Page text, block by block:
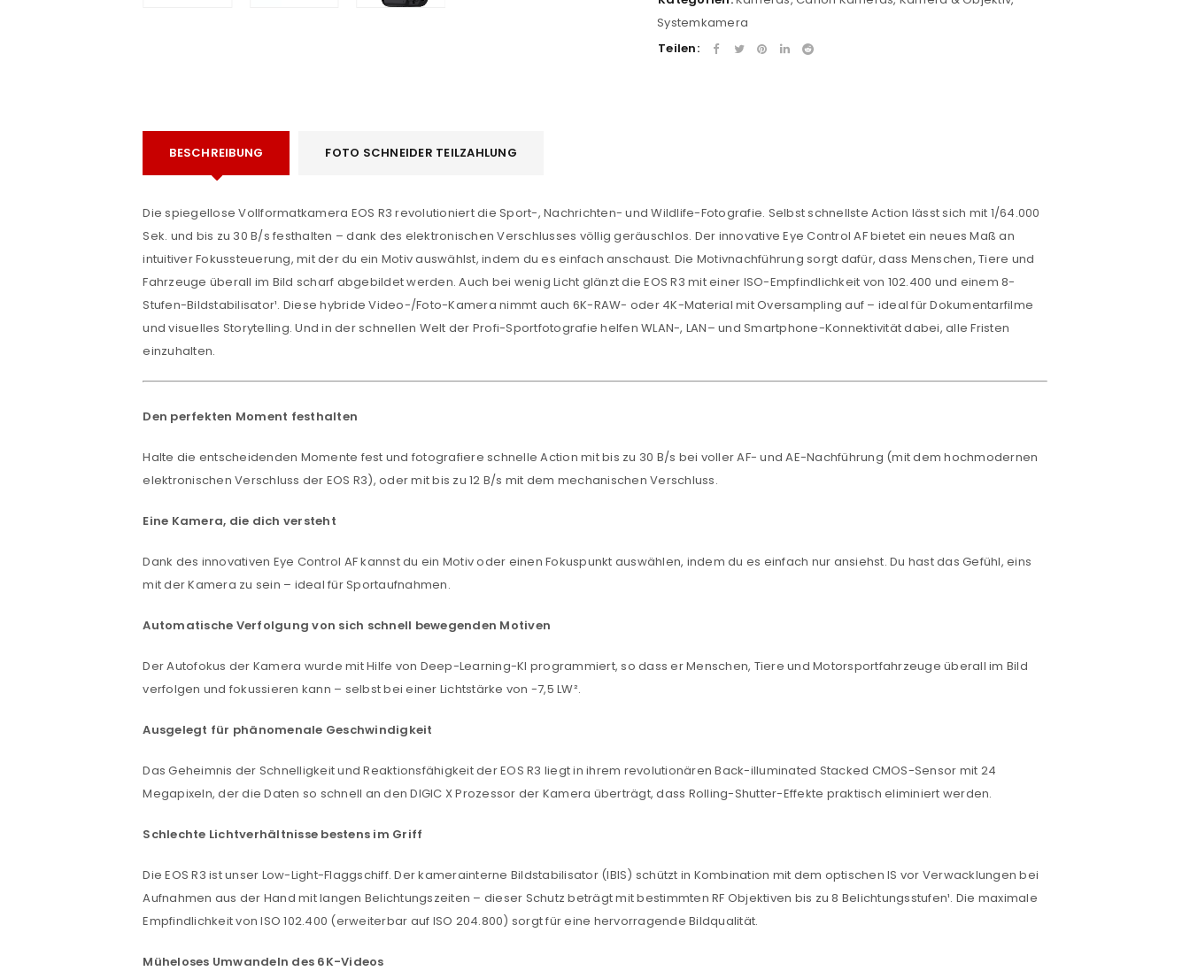
Systemkamera
Teilen:
BESCHREIBUNG FOTO SCHNEIDER TEILZAHLUNG
Die spiegellose Vollformatkamera EOS R3 revolutioniert die Sport-, Nachrichten- und Wildlife-Fotografie. Selbst schnellste Action lässt sich mit 1/64.000
Sek. und bis zu 30B/s festhalten – dank des elektronischen Verschlusses völlig geräuschlos. Der innovative Eye ControlAFbietet ein neues Maß an
intuitiver Fokussteuerung, mit der du ein Motiv auswählst, indem du es einfach anschaust. Die Motivnachführung sorgt dafür, dass Menschen, Tiere und
Fahrzeuge überall im Bild scharf abgebildet werden. Auch bei wenig Licht glänzt die EOS R3 mit einer ISO-Empfindlichkeit von 102.400 und einem 8-
Stufen-Bildstabilisator¹. Diese hybride Video-/Foto-Kamera nimmt auch 6K-RAW- oder 4K-Material mit Oversampling auf – ideal für Dokumentarfilme
und visuelles Storytelling. Und in der schnellen Welt der Profi-Sportfotografie helfenWLAN-, LAN– und Smartphone-Konnektivität dabei, alle Fristen
einzuhalten.
Den perfekten Moment festhalten
Halte die entscheidenden Momente fest und fotografiere schnelle Action mit bis zu 30 B/s bei voller AF- und AE-Nachführung (mit dem hochmodernen
elektronischen Verschluss der EOS R3), oder mit bis zu 12 B/s mit dem mechanischen Verschluss.
Eine Kamera, die dich versteht
Dank des innovativen Eye Control AF kannst du ein Motiv oder einen Fokuspunkt auswählen, indem du es einfach nur ansiehst. Du hast das Gefühl, eins
mit der Kamera zu sein – ideal für Sportaufnahmen.
Automatische Verfolgung von sich schnell bewegenden Motiven
Der Autofokus der Kamera wurde mit Hilfe von Deep-Learning-KI programmiert, so dass er Menschen, Tiere und Motorsportfahrzeuge überall im Bild
verfolgen und fokussieren kann – selbst bei einer Lichtstärke von -7,5 LW².
Ausgelegt für phänomenale Geschwindigkeit
Das Geheimnis der Schnelligkeit und Reaktionsfähigkeit der EOS R3 liegt in ihrem revolutionären Back-illuminated Stacked CMOS-Sensor mit 24
Megapixeln, der die Daten so schnell an den DIGIC X Prozessor der Kamera überträgt, dass Rolling-Shutter-Effekte praktisch eliminiert werden.
Schlechte Lichtverhältnisse bestens im Griff
Die EOS R3 ist unser Low-Light-Flaggschiff. Der kamerainterne Bildstabilisator (IBIS) schützt in Kombination mit dem optischen IS vor Verwacklungen bei
Aufnahmen aus der Hand mit langen Belichtungszeiten – dieser Schutz beträgt mit bestimmten RF Objektiven bis zu 8 Belichtungsstufen¹. Die maximale
Empfindlichkeit von ISO 102.400 (erweiterbar auf ISO 204.800) sorgt für eine hervorragende Bildqualität.
Müheloses Umwandeln des 6K-Videos